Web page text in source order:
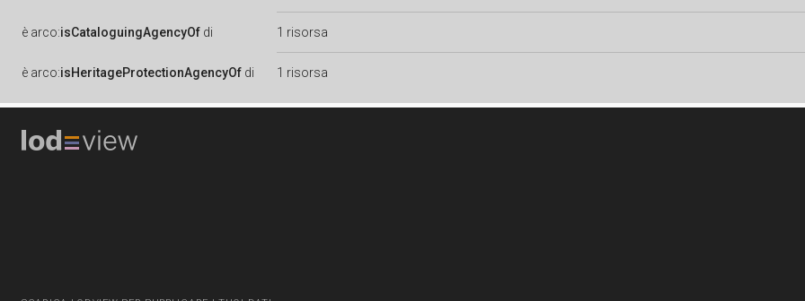
è arco:isCataloguingAgencyOf di 1 risorsa
è arco:isHeritageProtectionAgencyOf di 1 risorsa